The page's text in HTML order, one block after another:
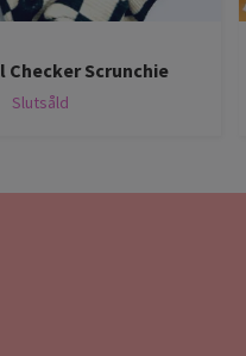
Checker Scrunchie
Slutsåld